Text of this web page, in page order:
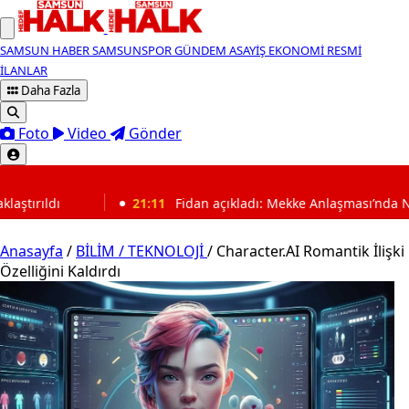
SAMSUN HABERSAMSUNSPORGÜNDEM ASAYİŞ EKONOMİ RESMİ
İLANLAR
Daha Fazla
Foto Video Gönder
Fidan açıkladı: Mekke Anlaşması’nda NATO detayı
Anasayfa / BİLİM / TEKNOLOJİ/ Character.AI Romantik İlişki
Özelliğini Kaldırdı